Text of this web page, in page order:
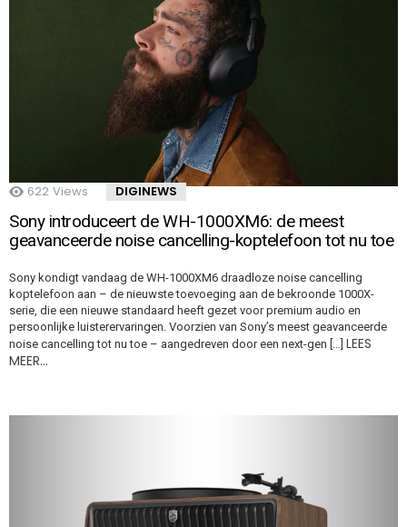
622 Views DIGINEWS
Sony introduceert de WH-1000XM6: de meest
geavanceerde noise cancelling-koptelefoon tot nu toe
Sony kondigt vandaag de WH-1000XM6 draadloze noise cancelling
koptelefoon aan – de nieuwste toevoeging aan de bekroonde 1000X-
serie, die een nieuwe standaard heeft gezet voor premium audio en
persoonlijke luisterervaringen. Voorzien van Sony’s meest geavanceerde
noise cancelling tot nu toe – aangedreven door een next-gen […] LEES
MEER…